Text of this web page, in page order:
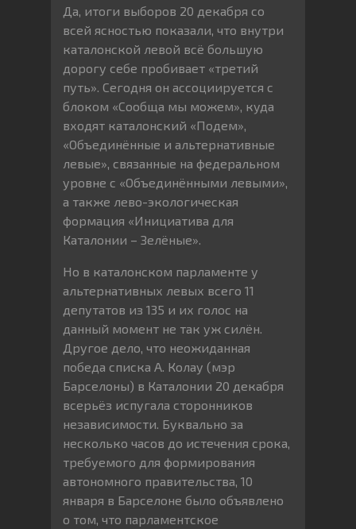
Да, итоги выборов 20 декабря со
всей ясностью показали, что внутри
каталонской левой всё большую
дорогу себе пробивает «третий
путь». Сегодня он ассоциируется с
блоком «Сообща мы можем», куда
входят каталонский «Подем»,
«Объединённые и альтернативные
левые», связанные на федеральном
уровне с «Объединёнными левыми»,
а также лево-экологическая
формация «Инициатива для
Каталонии – Зелёные».
Но в каталонском парламенте у
альтернативных левых всего 11
депутатов из 135 и их голос на
данный момент не так уж силён.
Другое дело, что неожиданная
победа списка А. Колау (мэр
Барселоны) в Каталонии 20 декабря
всерьёз испугала сторонников
независимости. Буквально за
несколько часов до истечения срока,
требуемого для формирования
автономного правительства, 10
января в Барселоне было объявлено
о том, что парламентское